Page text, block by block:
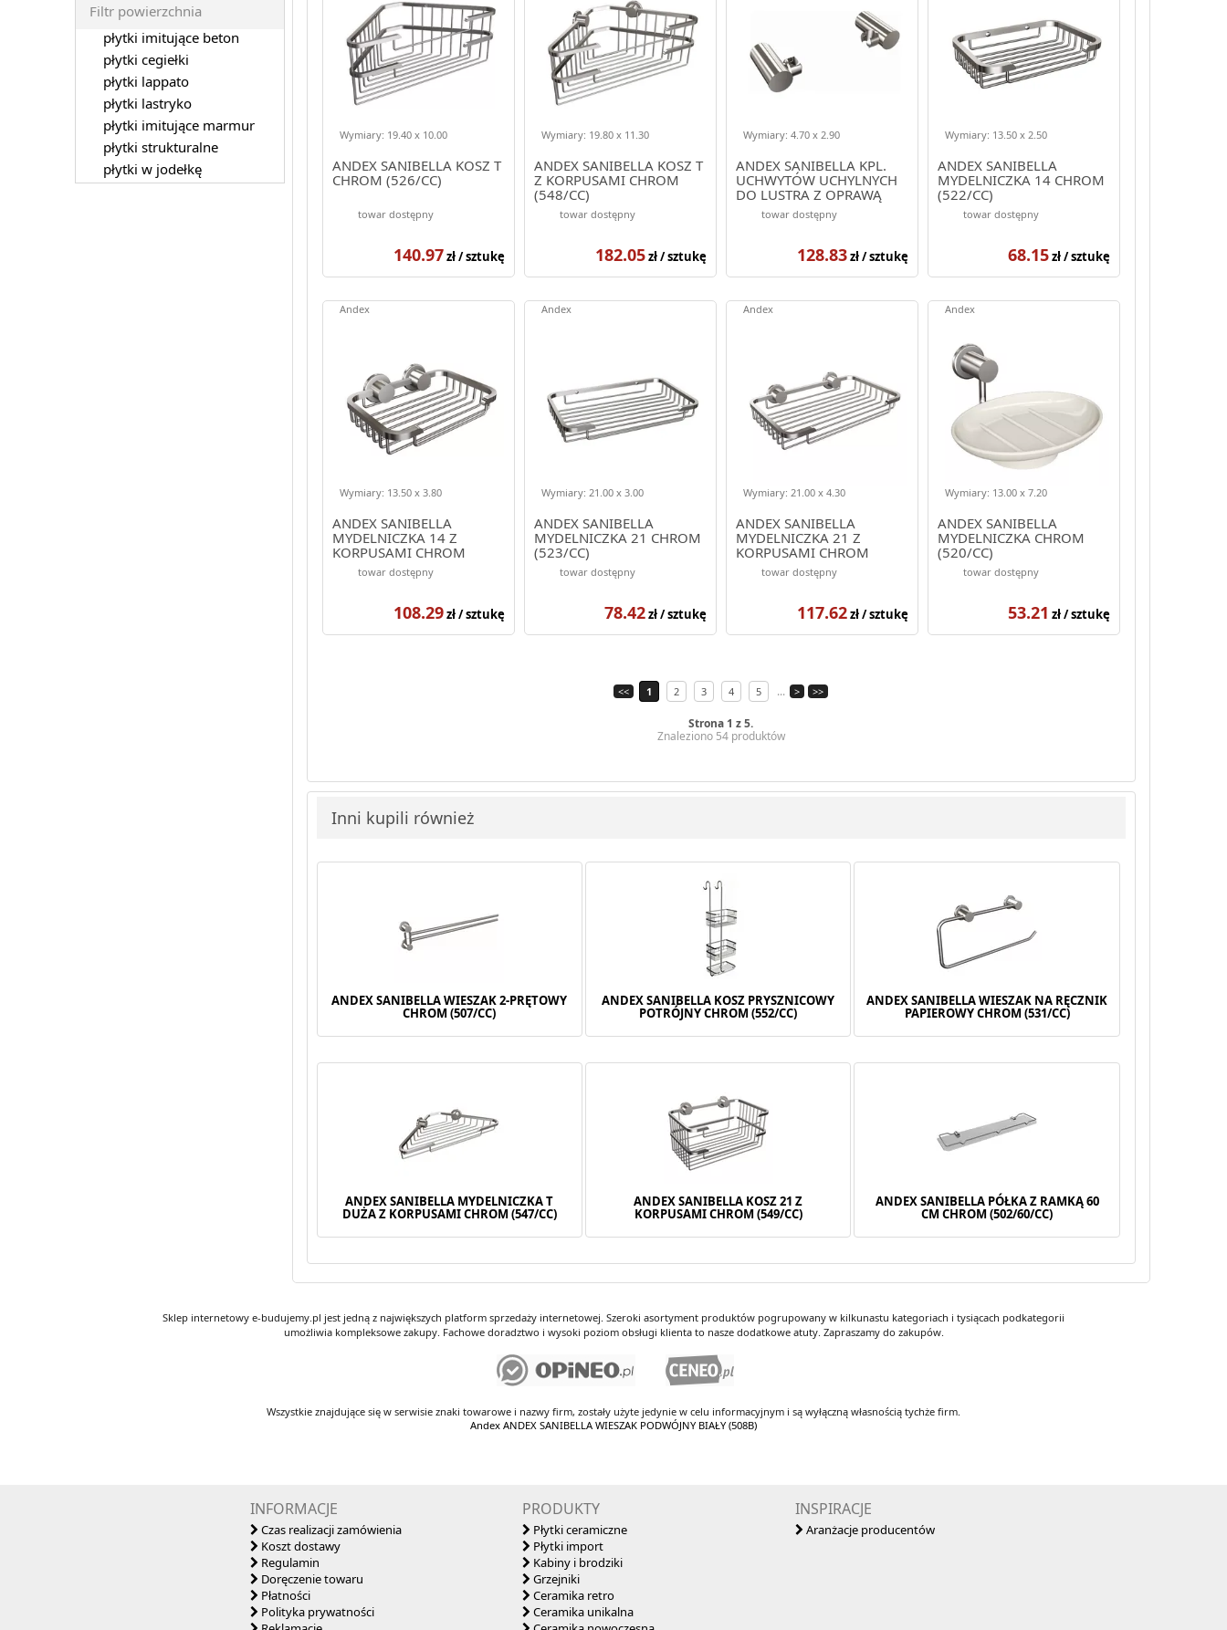
ANDEX SANIBELLA KOSZ T
CHROM (526/CC)
Wymiary: 19.40 x 10.00
towar dostępny
140.97zł / sztukę
ANDEX SANIBELLA KOSZ T
Z KORPUSAMI CHROM
(548/CC)
Wymiary: 19.80 x 11.30
towar dostępny
182.05zł / sztukę
ANDEX SANIBELLA KPL.
UCHWYTÓW UCHYLNYCH
DO LUSTRA Z OPRAWĄ
CHROM (540/CC)
Wymiary: 4.70 x 2.90
towar dostępny
128.83zł / sztukę
ANDEX SANIBELLA
MYDELNICZKA 14 CHROM
(522/CC)
Wymiary: 13.50 x 2.50
towar dostępny
68.15zł / sztukę
ANDEX SANIBELLA
MYDELNICZKA 14 Z
KORPUSAMI CHROM
(544/CC)
Wymiary: 13.50 x 3.80
Andex
towar dostępny
108.29zł / sztukę
ANDEX SANIBELLA
MYDELNICZKA 21 CHROM
(523/CC)
Wymiary: 21.00 x 3.00
Andex
towar dostępny
78.42zł / sztukę
ANDEX SANIBELLA
MYDELNICZKA 21 Z
KORPUSAMI CHROM
(545/CC)
Wymiary: 21.00 x 4.30
Andex
towar dostępny
117.62zł / sztukę
ANDEX SANIBELLA
MYDELNICZKA CHROM
(520/CC)
Wymiary: 13.00 x 7.20
Andex
towar dostępny
53.21 zł / sztukę
<< 1 2 3 4 5 ... > >>
Strona 1 z 5.
Znaleziono 54 produktów
Inni kupili również
ANDEX SANIBELLA WIESZAK 2-PRĘTOWY
CHROM (507/CC)
ANDEX SANIBELLA KOSZ PRYSZNICOWY
POTRÓJNY CHROM (552/CC)
ANDEX SANIBELLA WIESZAK NA RĘCZNIK
PAPIEROWY CHROM (531/CC)
ANDEX SANIBELLA MYDELNICZKA T
DUŻA Z KORPUSAMI CHROM (547/CC)
ANDEX SANIBELLA KOSZ 21 Z
KORPUSAMI CHROM (549/CC)
ANDEX SANIBELLA PÓŁKA Z RAMKĄ 60
CM CHROM (502/60/CC)
Filtr powierzchnia
płytki imitujące beton
płytki cegiełki
płytki lappato
płytki lastryko
płytki imitujące marmur
płytki strukturalne
płytki w jodełkę
Sklep internetowy e-budujemy.pl jest jedną z największych platform sprzedaży internetowej. Szeroki asortyment produktów pogrupowany w kilkunastu kategoriach i tysiącach podkategorii
umożliwia kompleksowe zakupy. Fachowe doradztwo i wysoki poziom obsługi klienta to nasze dodatkowe atuty. Zapraszamy do zakupów.
Wszystkie znajdujące się w serwisie znaki towarowe i nazwy firm, zostały użyte jedynie w celu informacyjnym i są wyłączną własnością tychże firm.
Andex ANDEX SANIBELLA WIESZAK PODWÓJNY BIAŁY (508B)
INFORMACJE
Czas realizacji zamówienia
Koszt dostawy
Regulamin
Doręczenie towaru
Płatności
Polityka prywatności
PRODUKTY
Płytki ceramiczne
Płytki import
Kabiny i brodziki
Grzejniki
Ceramika retro
Ceramika unikalna
INSPIRACJE
Aranżacje producentów